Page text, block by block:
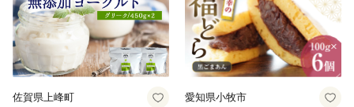
佐賀県上峰町 愛知県小牧市